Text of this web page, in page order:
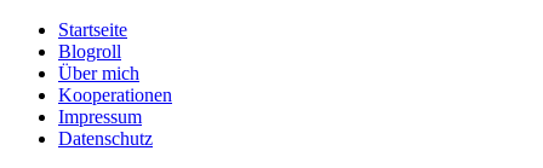
Startseite
Blogroll
Über mich
Kooperationen
Impressum
Datenschutz